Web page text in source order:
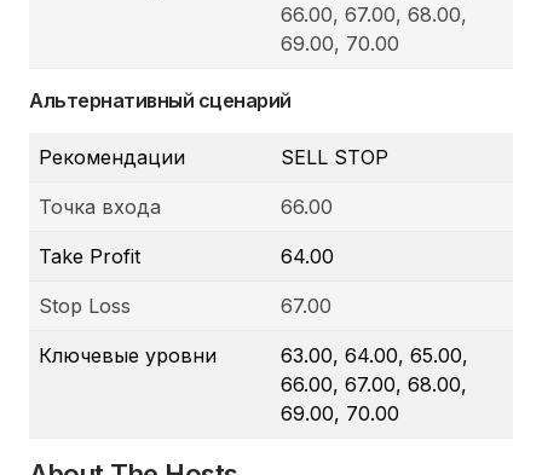
66.00, 67.00, 68.00,
69.00, 70.00
Альтернативный сценарий
Рекомендации SELL STOP
Точка входа 66.00
Take Profit 64.00
Stop Loss 67.00
Ключевые уровни
63.00, 64.00, 65.00,
66.00, 67.00, 68.00,
69.00, 70.00